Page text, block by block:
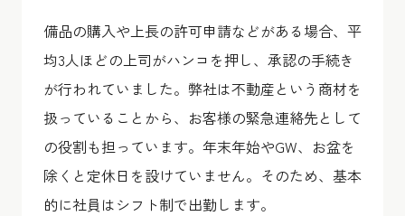
備品の購入や上長の許可申請などがある場合、平
均3人ほどの上司がハンコを押し、承認の手続き
が行われていました。弊社は不動産という商材を
扱っていることから、お客様の緊急連絡先として
の役割も担っています。年末年始やGW、お盆を
除くと定休日を設けていません。そのため、基本
的に社員はシフト制で出勤します。